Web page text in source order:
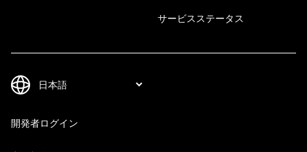
サービスステータス
開発者ログイン